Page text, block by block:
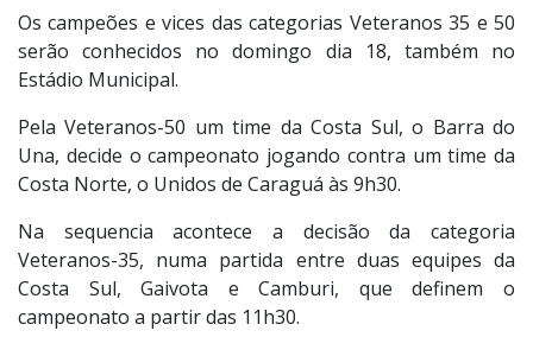
Os campeões e vices das categorias Veteranos 35 e 50
serão conhecidos no domingo dia 18, também no
Estádio Municipal.
Pela Veteranos-50 um time da Costa Sul, o Barra do
Una, decide o campeonato jogando contra um time da
Costa Norte, o Unidos de Caraguá às 9h30.
Na sequencia acontece a decisão da categoria
Veteranos-35, numa partida entre duas equipes da
Costa Sul, Gaivota e Camburi, que definem o
campeonato a partir das 11h30.